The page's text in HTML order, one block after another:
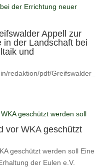
Appell zur
in der Landschaft bei
und
redaktion/pdf/Greifswalder_
vor WKA geschützt
geschützt werden soll Eine
der Eulen e.V.